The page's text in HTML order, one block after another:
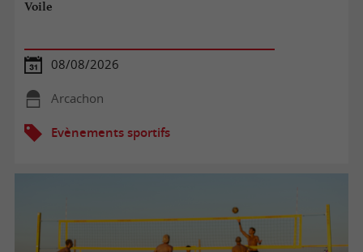
Voile
08/08/2026
Arcachon
Evènements sportifs